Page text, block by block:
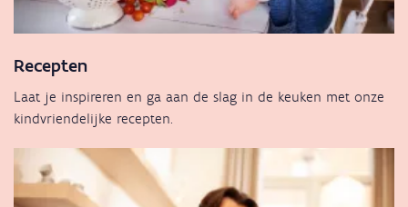
Recepten
Laat je inspireren en ga aan de slag in de keuken met onze
kindvriendelijke recepten.